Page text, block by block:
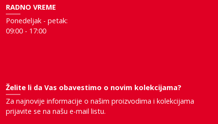
RADNO VREME
Ponedeljak - petak:
09:00 - 17:00
Želite li da Vas obavestimo o novim kolekcijama?
Za najnovije informacije o našim proizvodima i kolekcijama
prijavite se na našu e-mail listu.